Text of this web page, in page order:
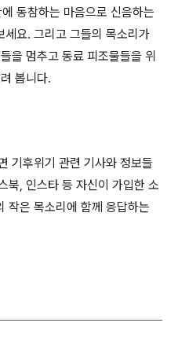
동참하는 마음으로 신음하는
세요. 그리고 그들의 목소리가
을 멈추고 동료 피조물들을 위
봅니다.
기후위기 관련 기사와 정보들
북, 인스타 등 자신이 가입한 소
작은 목소리에 함께 응답하는